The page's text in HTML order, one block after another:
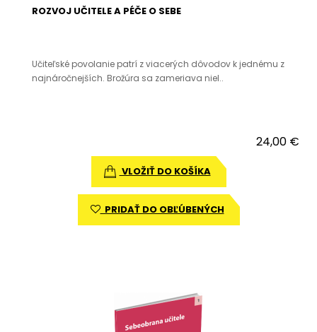
ROZVOJ UČITELE A PÉČE O SEBE
Učiteľské povolanie patrí z viacerých dôvodov k jednému z
najnáročnejších. Brožúra sa zameriava niel..
24,00 €
VLOŽIŤ DO KOŠÍKA
PRIDAŤ DO OBĽÚBENÝCH